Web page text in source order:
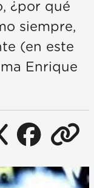
¿por qué
siempre,
(en este
Enrique